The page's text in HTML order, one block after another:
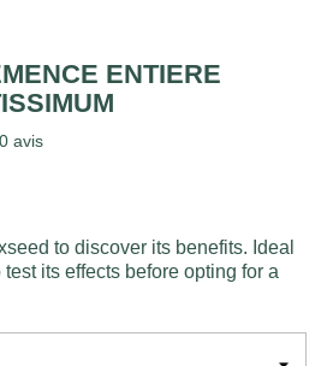
ENTIERE
avis
to discover its benefits. Ideal
its effects before opting for a